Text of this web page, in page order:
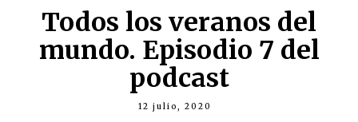
Todos los veranos del
mundo. Episodio 7 del
podcast
12 julio, 2020